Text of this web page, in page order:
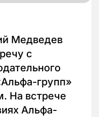
Медведев
с
групп»
На встрече
Альфа-